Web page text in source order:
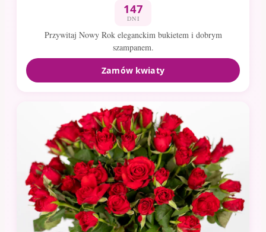
147
DNI
Przywitaj Nowy Rok eleganckim bukietem i dobrym
szampanem.
Zamów kwiaty